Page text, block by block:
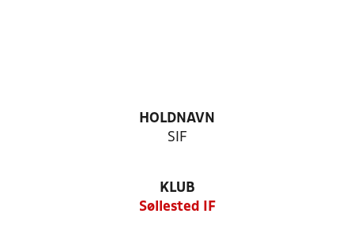
HOLDNAVN
SIF
KLUB
Søllested IF